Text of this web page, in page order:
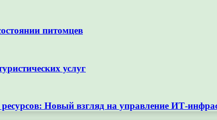
питомцев
услуг
Новый взгляд на управление ИТ-